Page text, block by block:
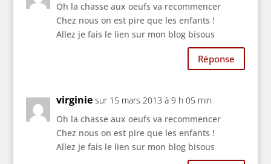
Oh la chasse aux oeufs va recommencer
Chez nous on est pire que les enfants !
Allez je fais le lien sur mon blog bisous
Réponse
virginie sur 15 mars 2013 à 9 h 05 min
Oh la chasse aux oeufs va recommencer
Chez nous on est pire que les enfants !
Allez je fais le lien sur mon blog bisous